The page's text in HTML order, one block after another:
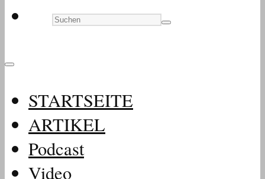
STARTSEITE
ARTIKEL
Podcast
Video